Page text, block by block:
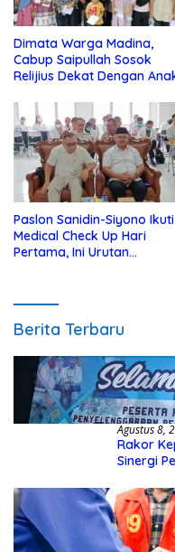
Dimata Warga Madina,
Cabup Saipullah Sosok
Relijius Dekat Dengan
Paslon Sanidin-Siyono Ikuti
Medical Check Up Hari
Pertama, Ini Urutan
Berita Terbaru
Agustus 8,
Rakor
Sinergi